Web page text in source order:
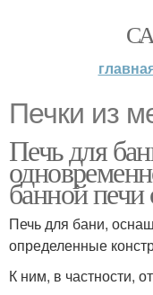
Печки из
Печь для
банной
Печь для бани,
определенные
К ним, в частности,